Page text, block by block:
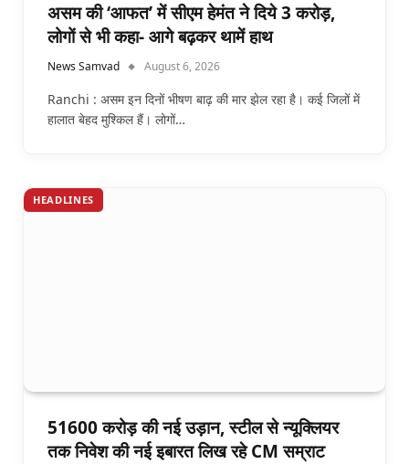
असम की ‘आफत’ में सीएम हेमंत ने दिये 3 करोड़,
लोगों से भी कहा- आगे बढ़कर थामें हाथ
News Samvad August 6, 2026
Ranchi : असम इन दिनों भीषण बाढ़ की मार झेल रहा है। कई जिलों में
हालात बेहद मुश्किल हैं। लोगों…
HEADLINES
51600 करोड़ की नई उड़ान, स्टील से न्यूक्लियर
तक निवेश की नई इबारत लिख रहे CM सम्राट